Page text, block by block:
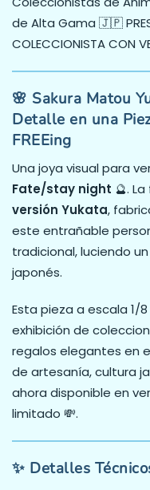
de Alta Gama 🇯🇵
COLECCIONISTA CON
🌸 Sakura Matou
Detalle en una
FREEing
Una joya visual para
Fate/stay night 🔮.
versión Yukata,
este entrañable
tradicional, luciendo
japonés.
Esta pieza a escala
exhibición de
regalos elegantes en
de artesanía, cultura
ahora disponible en
limitado 💸.
✨ Detalles